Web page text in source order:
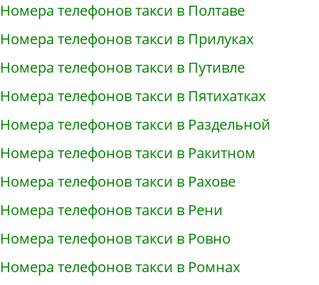
Номера телефонов такси в Полтаве
Номера телефонов такси в Прилуках
Номера телефонов такси в Путивле
Номера телефонов такси в Пятихатках
Номера телефонов такси в Раздельной
Номера телефонов такси в Ракитном
Номера телефонов такси в Рахове
Номера телефонов такси в Рени
Номера телефонов такси в Ровно
Номера телефонов такси в Ромнах